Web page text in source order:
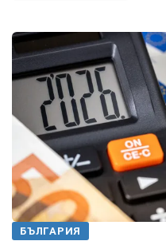
БЪЛГАРИЯ